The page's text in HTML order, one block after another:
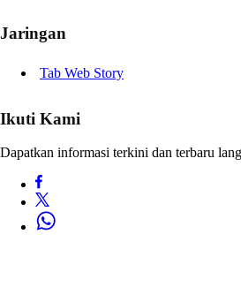
Jaringan
Tab Web Story
Ikuti Kami
Dapatkan informasi terkini dan terbaru